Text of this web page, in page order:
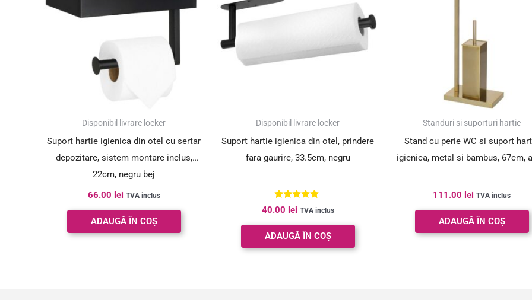
Disponibil livrare locker
Suport hartie igienica din otel cu sertar
depozitare, sistem montare inclus,
22cm, negru bej
66.00 lei TVA inclus
ADAUGĂ ÎN COȘ
Disponibil livrare locker
Suport hartie igienica din otel, prindere
fara gaurire, 33.5cm, negru
Evaluat la
5.00
din 5
40.00 lei TVA inclus
ADAUGĂ ÎN COȘ
Standuri si suporturi hartie
Stand cu perie WC si suport
igienica, metal si bambus, 67cm,
111.00 lei TVA inclus
ADAUGĂ ÎN COȘ